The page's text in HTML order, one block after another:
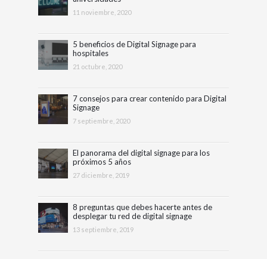
11 noviembre, 2020
5 beneficios de Digital Signage para
hospitales
21 octubre, 2020
7 consejos para crear contenido para Digital
Signage
7 septiembre, 2020
El panorama del digital signage para los
próximos 5 años
27 diciembre, 2019
8 preguntas que debes hacerte antes de
desplegar tu red de digital signage
13 septiembre, 2019